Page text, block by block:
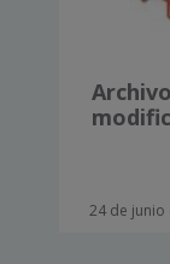
24 de junio